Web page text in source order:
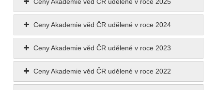
Ceny Akademie věd ČR udělené v roce 2025
Ceny Akademie věd ČR udělené v roce 2024
Ceny Akademie věd ČR udělené v roce 2023
Ceny Akademie věd ČR udělené v roce 2022